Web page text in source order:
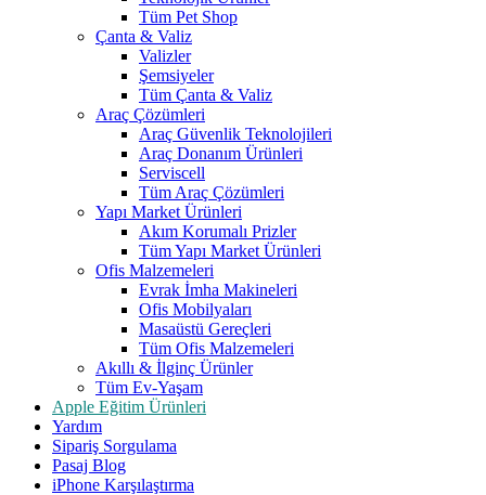
Tüm Pet Shop
Çanta & Valiz
Valizler
Şemsiyeler
Tüm Çanta & Valiz
Araç Çözümleri
Araç Güvenlik Teknolojileri
Araç Donanım Ürünleri
Serviscell
Tüm Araç Çözümleri
Yapı Market Ürünleri
Akım Korumalı Prizler
Tüm Yapı Market Ürünleri
Ofis Malzemeleri
Evrak İmha Makineleri
Ofis Mobilyaları
Masaüstü Gereçleri
Tüm Ofis Malzemeleri
Akıllı & İlginç Ürünler
Tüm Ev-Yaşam
Apple Eğitim Ürünleri
Yardım
Sipariş Sorgulama
Pasaj Blog
iPhone Karşılaştırma